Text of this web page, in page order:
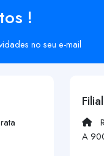
!
no seu e-mail
A